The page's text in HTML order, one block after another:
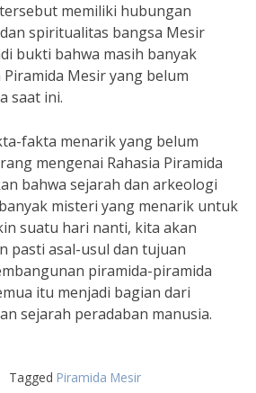
memiliki hubungan
spiritualitas bangsa Mesir
bukti bahwa masih banyak
Mesir yang belum
saat ini.
fakta menarik yang belum
mengenai Rahasia Piramida
bahwa sejarah dan arkeologi
misteri yang menarik untuk
suatu hari nanti, kita akan
pasti asal-usul dan tujuan
piramida-piramida
itu menjadi bagian dari
sejarah peradaban manusia.
Tagged Piramida Mesir